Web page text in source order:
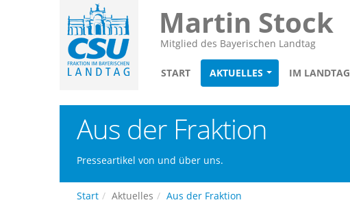
Martin Stock
Mitglied des Bayerischen Landtag
START AKTUELLES IM LANDTAG
Aus der Fraktion
Presseartikel von und über uns.
Start Aktuelles Aus der Fraktion